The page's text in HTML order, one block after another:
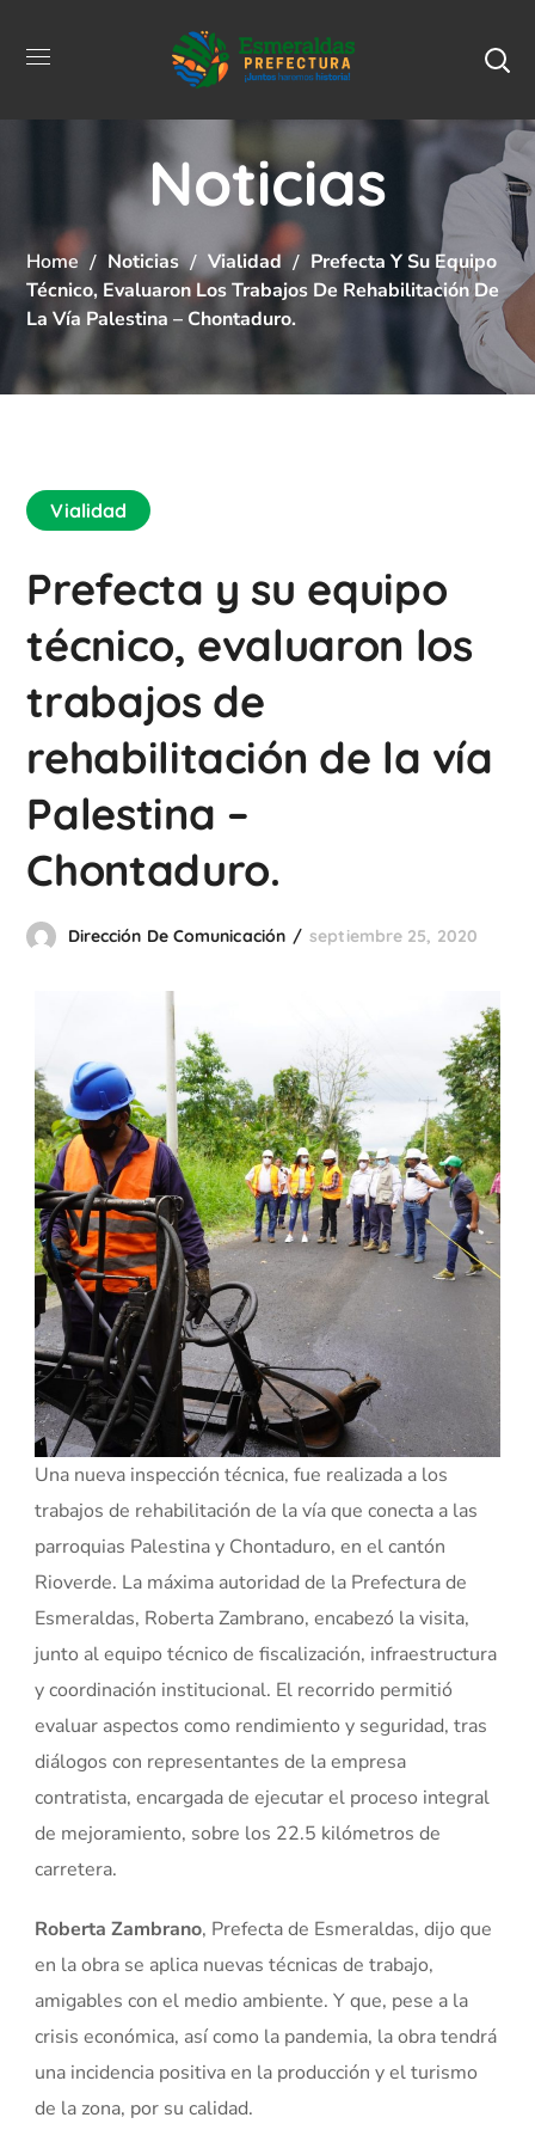
Noticias
Home Noticias Vialidad
Prefecta Y Su Equipo
Técnico, Evaluaron Los Trabajos De Rehabilitación De
La Vía Palestina – Chontaduro.
Vialidad
Prefecta y su equipo
técnico, evaluaron los
trabajos de
rehabilitación de la vía
Palestina –
Chontaduro.
Dirección De Comunicación septiembre 25, 2020
Una nueva inspección técnica, fue realizada a los
trabajos de rehabilitación de la vía que conecta a las
parroquias Palestina y Chontaduro, en el cantón
Rioverde. La máxima autoridad de la Prefectura de
Esmeraldas, Roberta Zambrano, encabezó la visita,
junto al equipo técnico de fiscalización, infraestructura
y coordinación institucional. El recorrido permitió
evaluar aspectos como rendimiento y seguridad, tras
diálogos con representantes de la empresa
contratista, encargada de ejecutar el proceso integral
de mejoramiento, sobre los 22.5 kilómetros de
carretera.
Roberta Zambrano, Prefecta de Esmeraldas, dijo que
en la obra se aplica nuevas técnicas de trabajo,
amigables con el medio ambiente. Y que, pese a la
crisis económica, así como la pandemia, la obra tendrá
una incidencia positiva en la producción y el turismo
de la zona, por su calidad.